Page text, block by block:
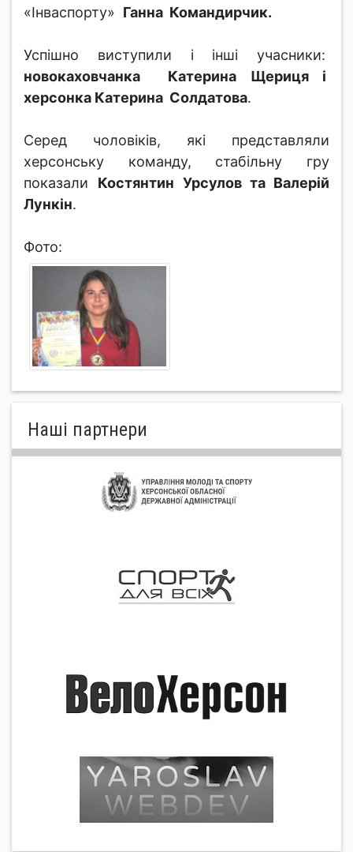
«Інваспорту» Ганна Командирчик.
Успішно виступили і інші учасники:
новокаховчанка Катерина Щериця і
херсонка Катерина Солдатова.
Серед чоловіків, які представляли
херсонську команду, стабільну гру
показали Костянтин Урсулов та Валерій
Лункін.
Фото:
Нашi партнери